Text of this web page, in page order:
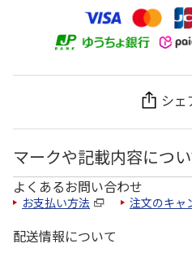
シェ
マークや記載内容につ
よくあるお問い合わせ
お支払い方法 注文のキャ
配送情報について